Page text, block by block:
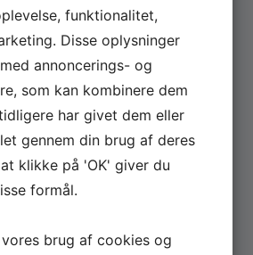
bryllupper, byfester, på
og alt midt imellem, og kan
til 2.000 personer.
her
Cover ved at benytte dig af
på siden.
*
funktionalitet,
Disse oplysninger
annoncerings- og
som kan kombinere dem
har givet dem eller
gennem din brug af deres
klikke på 'OK' giver du
formål.
brug af cookies og